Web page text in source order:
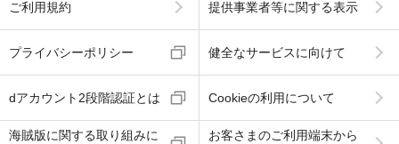
ご利用規約 提供事業者等に関する表示
プライバシーポリシー 健全なサービスに向けて
dアカウント2段階認証とは Cookieの利用について
海賊版に関する取り組みに
お客さまのご利用端末から